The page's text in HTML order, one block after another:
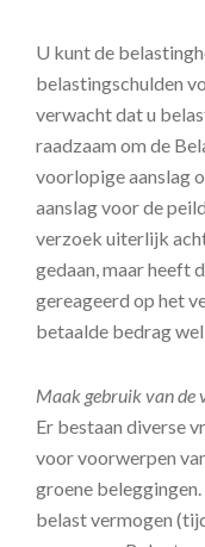
U kunt de
belastingschulden
verwacht dat u
raadzaam om de
voorlopige aanslag
aanslag voor de
verzoek uiterlijk
gedaan, maar heeft
gereageerd op het
betaalde bedrag wel
Maak gebruik van de
Er bestaan diverse
voor voorwerpen
groene
belast vermogen